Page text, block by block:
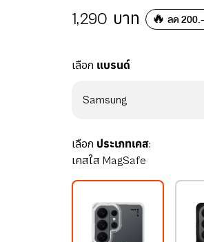
1,290 บาท 🔥 ลด
เลือก แบรนด์
Samsung
เลือก ประเภทเคส:
เคสใส MagSafe